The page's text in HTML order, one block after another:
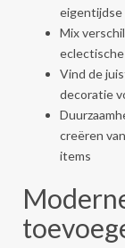
Mix
Vind de
decoratie
creëren
items